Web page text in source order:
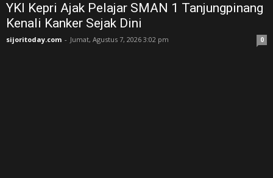
YKI Kepri Ajak Pelajar SMAN 1 Tanjungpinang
Kenali Kanker Sejak Dini
sijoritoday.com - Jumat, Agustus 7, 2026 3:02 pm 0